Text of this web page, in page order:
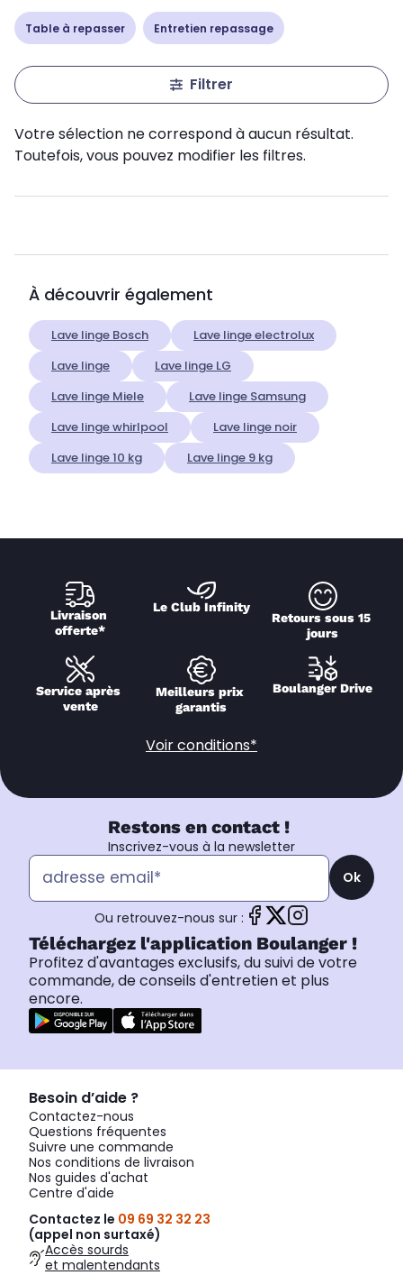
Table à repasser Entretien repassage
Filtrer
Votre sélection ne correspond à aucun résultat.
Toutefois, vous pouvez modifier les filtres.
À découvrir également
Lave linge Bosch
Lave linge electrolux
Lave linge
Lave linge LG
Lave linge Miele
Lave linge Samsung
Lave linge whirlpool
Lave linge noir
Lave linge 10 kg
Lave linge 9 kg
Livraison
offerte*
Le Club Infinity
Retours sous 15
jours
Service après
vente
Meilleurs prix
garantis
Boulanger Drive
Voir conditions*
Restons en contact !
Inscrivez-vous à la newsletter
Ok
Ou retrouvez-nous sur :
Téléchargez l'application Boulanger !
Profitez d'avantages exclusifs, du suivi de votre
commande, de conseils d'entretien et plus
encore.
Besoin d’aide ?
Contactez-nous
Questions fréquentes
Suivre une commande
Nos conditions de livraison
Nos guides d'achat
Centre d'aide
Contactez le 09 69 32 32 23
(appel non surtaxé)
Accès sourds
et malentendants